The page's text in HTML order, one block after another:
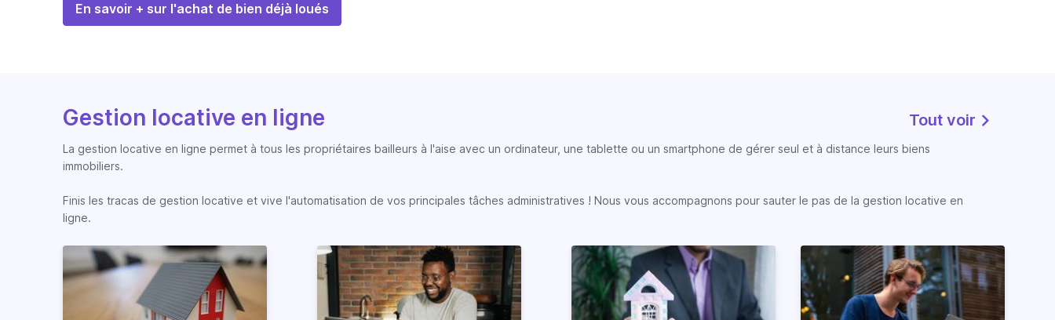
En savoir + sur l'achat de bien déjà loués
Gestion locative en ligne Tout voir
La gestion locative en ligne permet à tous les propriétaires bailleurs à l'aise avec un ordinateur, une tablette ou un smartphone de gérer seul et à distance leurs biens
immobiliers.
Finis les tracas de gestion locative et vive l'automatisation de vos principales tâches administratives ! Nous vous accompagnons pour sauter le pas de la gestion locative en
ligne.